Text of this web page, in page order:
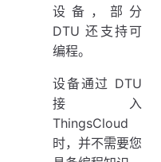
设备，部分
DTU 还支持可
编程。
设备通过 DTU
接入
ThingsCloud
时，并不需要您